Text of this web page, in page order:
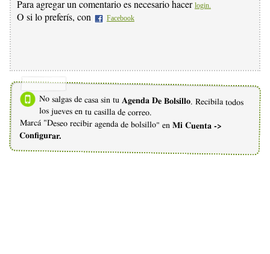
Para agregar un comentario es necesario hacer login.
O si lo preferís, con Facebook
No salgas de casa sin tu Agenda De Bolsillo. Recibila todos
los jueves en tu casilla de correo.
Marcá "Deseo recibir agenda de bolsillo" en Mi Cuenta ->
Configurar.